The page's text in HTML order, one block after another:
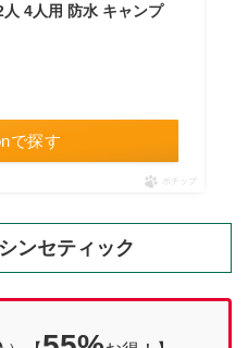
人 4人用 防水 キャンプ
で探す
ポチップ
ンセティック